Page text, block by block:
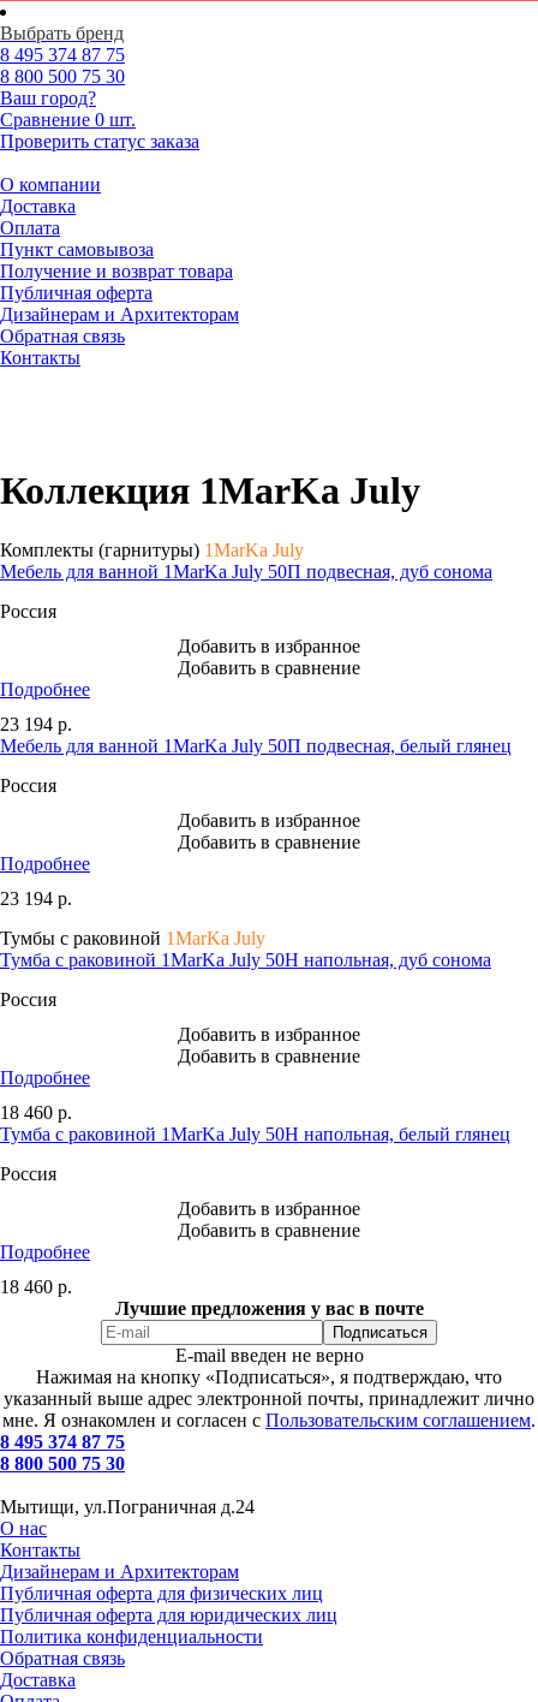
Выбрать бренд
8 495 374 87 75
8 800 500 75 30
Ваш город?
Сравнение 0 шт.
Проверить статус заказа
О компании
Доставка
Оплата
Пункт самовывоза
Получение и возврат товара
Публичная оферта
Дизайнерам и Архитекторам
Обратная связь
Контакты
Коллекция 1MarKa July
Комплекты (гарнитуры) 1MarKa July
Мебель для ванной 1MarKa July 50П подвесная, дуб сонома
Россия
Добавить в избранное
Добавить в сравнение
Подробнее
23 194 р.
Мебель для ванной 1MarKa July 50П подвесная, белый глянец
Россия
Добавить в избранное
Добавить в сравнение
Подробнее
23 194 р.
Тумбы с раковиной 1MarKa July
Тумба с раковиной 1MarKa July 50Н напольная, дуб сонома
Россия
Добавить в избранное
Добавить в сравнение
Подробнее
18 460 р.
Тумба с раковиной 1MarKa July 50Н напольная, белый глянец
Россия
Добавить в избранное
Добавить в сравнение
Подробнее
18 460 р.
Лучшие предложения у вас в почте
E-mail введен не верно
Нажимая на кнопку «Подписаться», я подтверждаю, что
указанный выше адрес электронной почты, принадлежит лично
мне. Я ознакомлен и согласен с Пользовательским соглашением.
8 495 374 87 75
8 800 500 75 30
Мытищи, ул.Пограничная д.24
О нас
Контакты
Дизайнерам и Архитекторам
Публичная оферта для физических лиц
Публичная оферта для юридических лиц
Политика конфиденциальности
Обратная связь
Доставка